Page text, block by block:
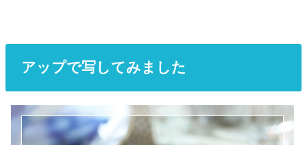
アップで写してみました